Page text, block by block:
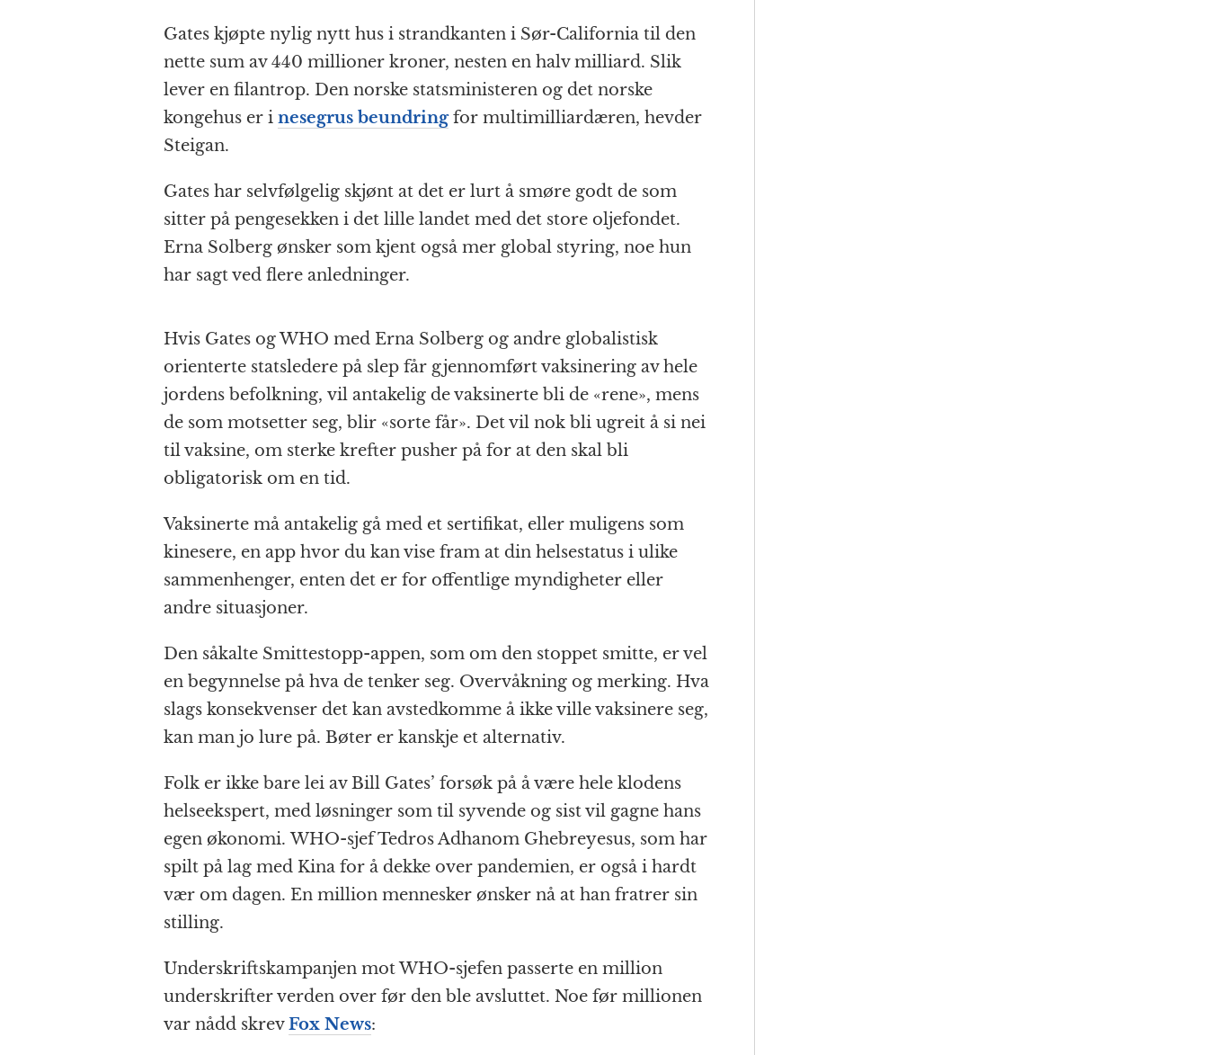
Gates kjøpte nylig nytt hus i strandkanten i Sør-California til den
nette sum av 440 millioner kroner, nesten en halv milliard. Slik
lever en filantrop. Den norske statsministeren og det norske
kongehus er i nesegrus beundringfor multimilliardæren, hevder
Steigan.
Gates har selvfølgelig skjønt at det er lurt å smøre godt de som
sitter på pengesekken i det lille landet med det store oljefondet.
Erna Solberg ønsker som kjent også mer global styring, noe hun
har sagt ved flere anledninger.
Hvis Gates og WHO med Erna Solberg og andre globalistisk
orienterte statsledere på slep får gjennomført vaksinering av hele
jordens befolkning, vil antakelig de vaksinerte bli de «rene», mens
de som motsetter seg, blir «sorte får». Det vil nok bli ugreit å si nei
til vaksine, om sterke krefter pusher på for at den skal bli
obligatorisk om en tid.
Vaksinerte må antakelig gå med et sertifikat, eller muligens som
kinesere, en app hvor du kan vise fram at din helsestatus i ulike
sammenhenger, enten det er for offentlige myndigheter eller
andre situasjoner.
Den såkalte Smittestopp-appen, som om den stoppet smitte, er vel
en begynnelse på hva de tenker seg. Overvåkning og merking. Hva
slags konsekvenser det kan avstedkomme å ikke ville vaksinere seg,
kan man jo lure på. Bøter er kanskje et alternativ.
Folk er ikke bare lei av Bill Gates’ forsøk på å være hele klodens
helseekspert, med løsninger som til syvende og sist vil gagne hans
egen økonomi. WHO-sjef Tedros Adhanom Ghebreyesus, som har
spilt på lag med Kina for å dekke over pandemien, er også i hardt
vær om dagen. En million mennesker ønsker nå at han fratrer sin
stilling.
Underskriftskampanjen mot WHO-sjefen passerte en million
underskrifter verden over før den ble avsluttet. Noe før millionen
var nådd skrevFox News: